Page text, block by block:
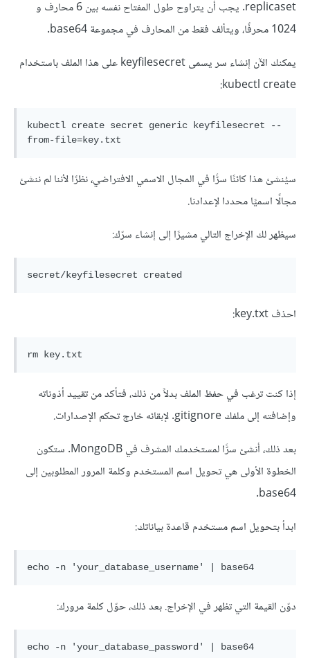
replicaset. يجب أن يتراوح طول المفتاح نفسه بين 6 محارف و
1024 محرفًا، ويتألف فقط من المحارف في مجموعة base64.
يمكنك الآن إنشاء سر يسمى keyfilesecret على هذا الملف باستخدام
kubectl create:
kubectl create secret generic keyfilesecret --
سيُنشئ هذا كائنًا سرًّا في المجال الاسمي الافتراضي، نظرًا لأننا لم ننشئ
مجالًا اسميًا محددا لإعدادنا.
سيظهر لك الإخراج التالي مشيرًا إلى إنشاء سرّك:
احذف key.txt:
إذا كنت ترغب في حفظ الملف بدلاً من ذلك، فتأكد من تقييد أذوناته
وإضافته إلى ملفك gitignore. لإبقائه خارج تحكم الإصدارات.
بعد ذلك، أنشئ سرًّا لمستخدمك المشرف في MongoDB. ستكون
الخطوة الأولى هي تحويل اسم المستخدم وكلمة المرور المطلوبين إلى
base64.
ابدأ بتحويل اسم مستخدم قاعدة بياناتك:
دوّن القيمة التي تظهر في الإخراج. بعد ذلك، حوّل كلمة مرورك: